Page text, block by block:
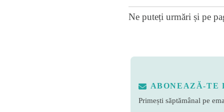
Ne puteți urmări și pe
ABONEAZĂ-TE
Primești săptămânal pe